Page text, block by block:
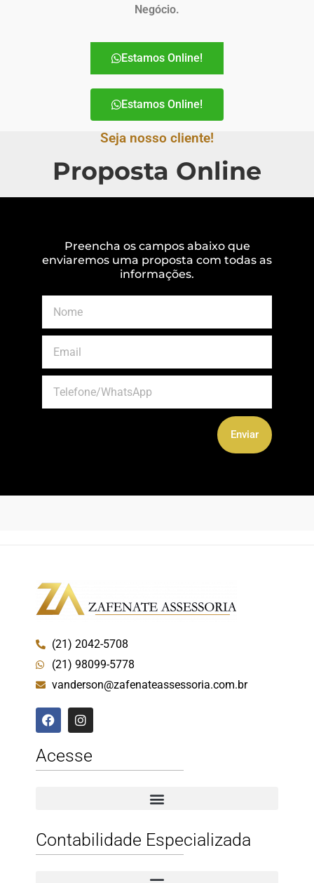
Negócio.
Estamos Online!
Estamos Online!
Seja nosso cliente!
Proposta Online
Preencha os campos abaixo que
enviaremos uma proposta com todas as
informações.
Enviar
(21) 2042-5708
(21) 98099-5778
vanderson@zafenateassessoria.com.br
Acesse
Contabilidade Especializada